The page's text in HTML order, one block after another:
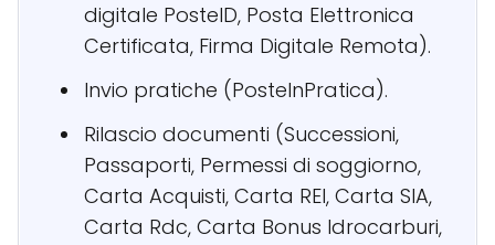
digitale PosteID, Posta Elettronica
Certificata, Firma Digitale Remota).
Invio pratiche (PosteInPratica).
Rilascio documenti (Successioni,
Passaporti, Permessi di soggiorno,
Carta Acquisti, Carta REI, Carta SIA,
Carta Rdc, Carta Bonus Idrocarburi,